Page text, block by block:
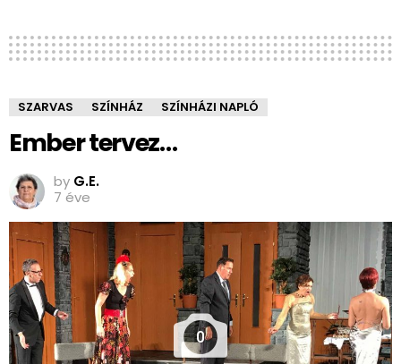
SZARVAS SZÍNHÁZ SZÍNHÁZI NAPLÓ
Ember tervez…
by G.E.
7 éve
0